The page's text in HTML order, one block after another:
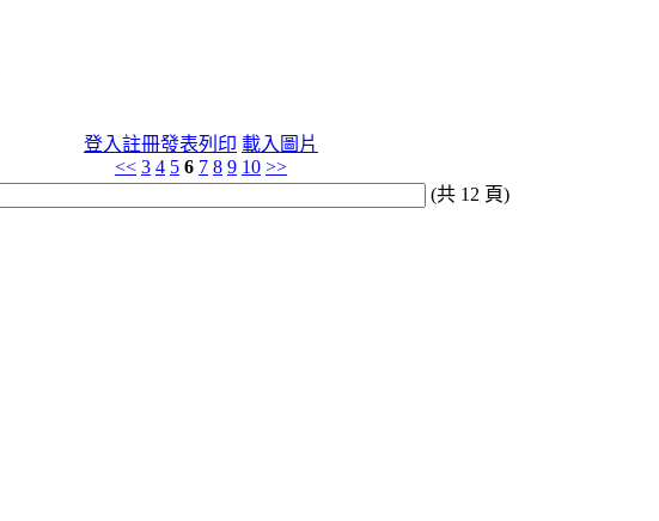
登入註冊發表列印 載入圖片
<< 3 4 5 6 7 8 9 10 >>
(共 12 頁)